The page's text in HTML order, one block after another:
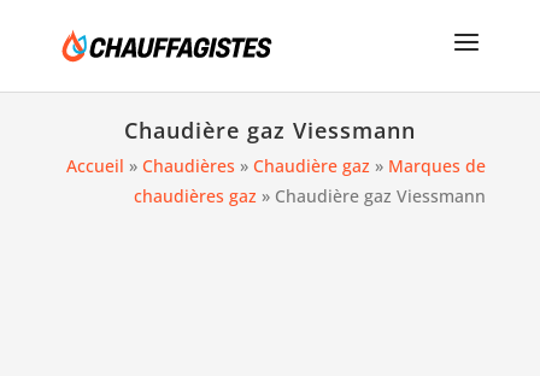
Chaudière gaz Viessmann
Accueil »Chaudières »Chaudière gaz » Marques de
chaudières gaz » Chaudière gaz Viessmann